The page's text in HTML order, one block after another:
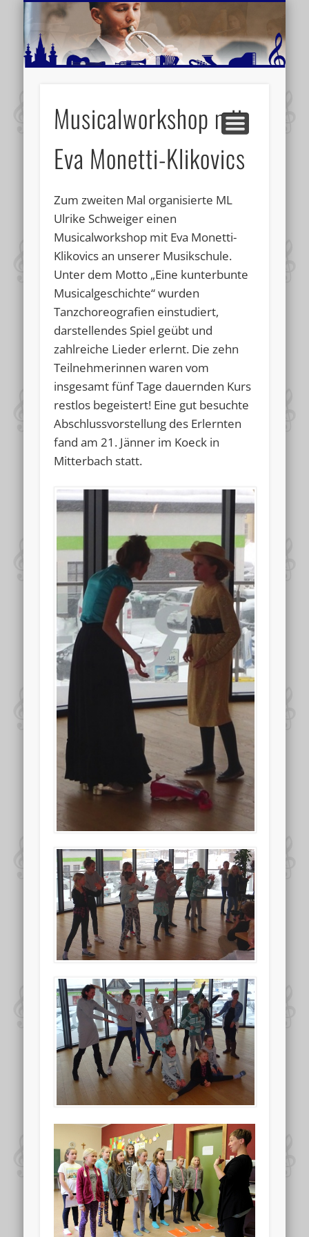
MUSIKSCHULE MARIAZELL
AKTUELLE BERICHTE
SCHULE
VIDEOS
VERANSTALTUNGSTIPPS
WEITERE INFORMATIONEN
Musicalworkshop mit
Eva Monetti-Klikovics
Zum zweiten Mal organisierte ML
Ulrike Schweiger einen
Musicalworkshop mit Eva Monetti-
Klikovics an unserer Musikschule.
Unter dem Motto „Eine kunterbunte
Musicalgeschichte“ wurden
Tanzchoreografien einstudiert,
darstellendes Spiel geübt und
zahlreiche Lieder erlernt. Die zehn
Teilnehmerinnen waren vom
insgesamt fünf Tage dauernden Kurs
restlos begeistert! Eine gut besuchte
Abschlussvorstellung des Erlernten
fand am 21. Jänner im Koeck in
Mitterbach statt.